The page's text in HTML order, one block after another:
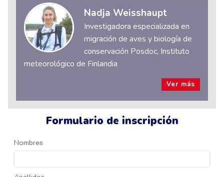
Formulario de inscripción
Nombres
Nadja Weisshaupt
Investigadora especializada en
migración de aves y biología de
conservación Posdoc, Instituto
meteorológico de Finlandia
Ver más